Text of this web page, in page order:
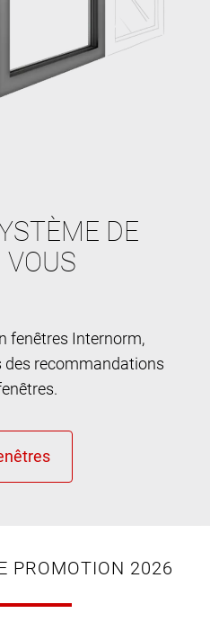
DE
VOUS
fenêtres Internorm,
des recommandations
PROMOTION 2026